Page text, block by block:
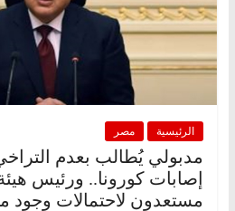
الرئيسية مصر
مدبولي يُطالب بعدم
إصابات كورونا.. ورئيس
مستعدون لاحتمالات وجود